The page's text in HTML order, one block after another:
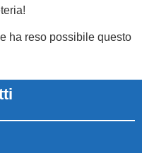
ha reso possibile questo